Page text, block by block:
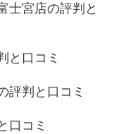
士宮店の評判と
と口コミ
評判と口コミ
口コミ